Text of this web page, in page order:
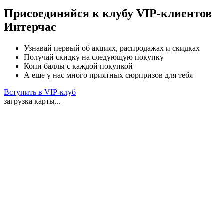
Присоединяйся к клубу VIP-клиентов
Интерчас
Узнавай первый об акциях, распродажах и скидках
Получай скидку на следующую покупку
Копи баллы с каждой покупкой
А еще у нас много приятных сюрпризов для тебя
Вступить в VIP-клуб
загрузка карты...